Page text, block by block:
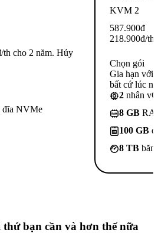
th cho 2 năm. Hủy
đĩa NVMe
KVM 2
587.900đ
218.900đ/th
Chọn gói
Gia hạn với
bất cứ lúc
2 nhân
8 GB
100 GB
8 TB
thứ bạn cần và hơn thế nữa